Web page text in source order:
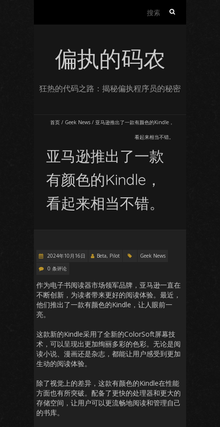
偏执的码农
狂热的代码之路：揭秘偏执程序员的秘密
首页 / Geek News / 亚马逊推出了一款有颜色的Kindle，
看起来相当不错。
亚马逊推出了一款
有颜色的Kindle，
看起来相当不错。
2024年10月16日 Beta, Pilot
Geek News
0 条评论
作为电子书阅读器市场领军品牌，亚马逊一直在
不断创新，为读者带来更好的阅读体验。最近，
他们推出了一款有颜色的Kindle，让人眼前一
亮。
这款新的Kindle采用了全新的ColorSoft屏幕技
术，可以呈现出更加绚丽多彩的色彩。无论是阅
读小说、漫画还是杂志，都能让用户感受到更加
生动的阅读体验。
除了视觉上的差异，这款有颜色的Kindle在性能
方面也有所突破。配备了更快的处理器和更大的
存储空间，让用户可以更流畅地阅读和管理自己
的书库。